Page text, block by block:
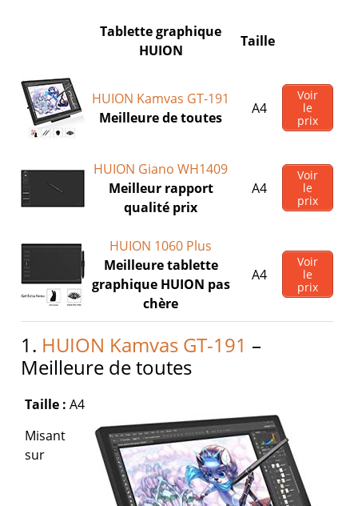
Tablette graphique
HUION
Taille
HUION Kamvas GT-191
Meilleure de toutes
A4
Voir
le
prix
HUION Giano WH1409
Meilleur rapport
qualité prix
A4
Voir
le
prix
HUION 1060 Plus
Meilleure tablette
graphique HUION pas
chère
A4
Voir
le
prix
1. HUION Kamvas GT-191 –
Meilleure de toutes
Taille :A4
Misant
sur